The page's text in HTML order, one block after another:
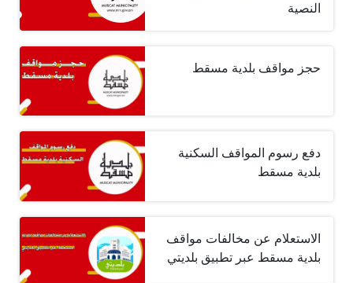
النصية
حجز مواقف بلدية مسقط
دفع رسوم المواقف السكنية
بلدية مسقط
الاستعلام عن مخالفات مواقف
بلدية مسقط عبر تطبيق بلديتي